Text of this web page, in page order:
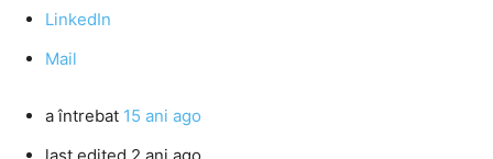
LinkedIn
Mail
a întrebat 15 ani ago